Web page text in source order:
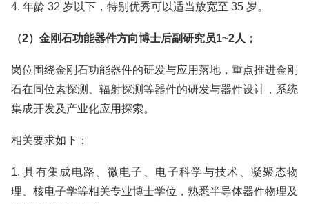
4. 年龄 32 岁以下，特别优秀可以适当放宽至 35 岁。
（2）金刚石功能器件方向博士后副研究员1~2人；
岗位围绕金刚石功能器件的研发与应用落地，重点推进金刚
石在同位素探测、辐射探测等器件的研发与器件设计，系统
集成开发及产业化应用探索。
相关要求如下：
1. 具有集成电路、微电子、电子科学与技术、凝聚态物
理、核电子学等相关专业博士学位，熟悉半导体器件物理及